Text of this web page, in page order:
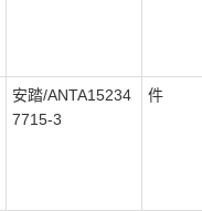
安踏/ANTA15234
7715-3
件